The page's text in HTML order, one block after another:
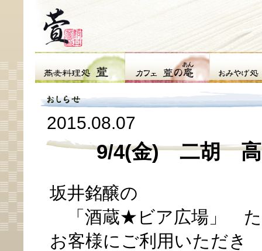
2015.08.07
9/4(金) 二胡 高山
坂井銘醸の
「酒蔵★ビア広場」 た
お客様にご利用いただき